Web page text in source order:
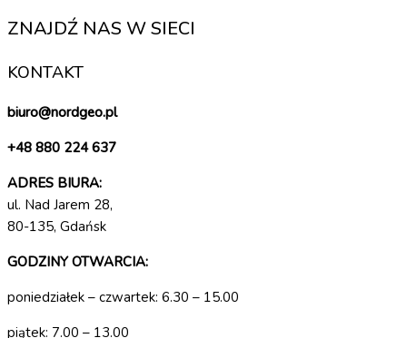
ZNAJDŹ NAS W SIECI
KONTAKT
biuro@nordgeo.pl
+48 880 224 637
ADRES BIURA:
ul. Nad Jarem 28,
80-135, Gdańsk
GODZINY OTWARCIA:
poniedziałek – czwartek: 6.30 – 15.00
piątek: 7.00 – 13.00